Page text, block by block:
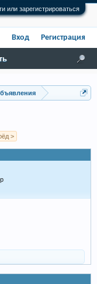
или зарегистрироваться
>
Вход Регистрация